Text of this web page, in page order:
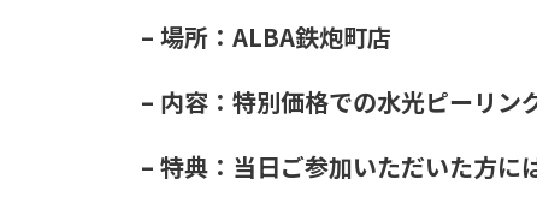
– 場所：ALBA鉄炮町店
– 内容：特別価格での水光ピーリン
– 特典：当日ご参加いただいた方に